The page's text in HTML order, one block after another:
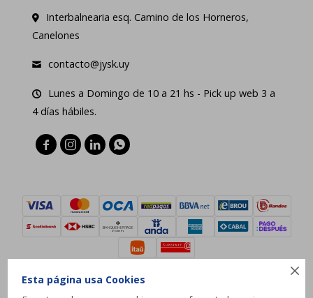

Esta página usa Cookies
Interbalnearia esq. Camino de los Horneros,
Canelones
contacto@jysk.uy
Lunes a Domingo de 10 a 21 hs - Pick up web 3 a
4 días hábiles.
   